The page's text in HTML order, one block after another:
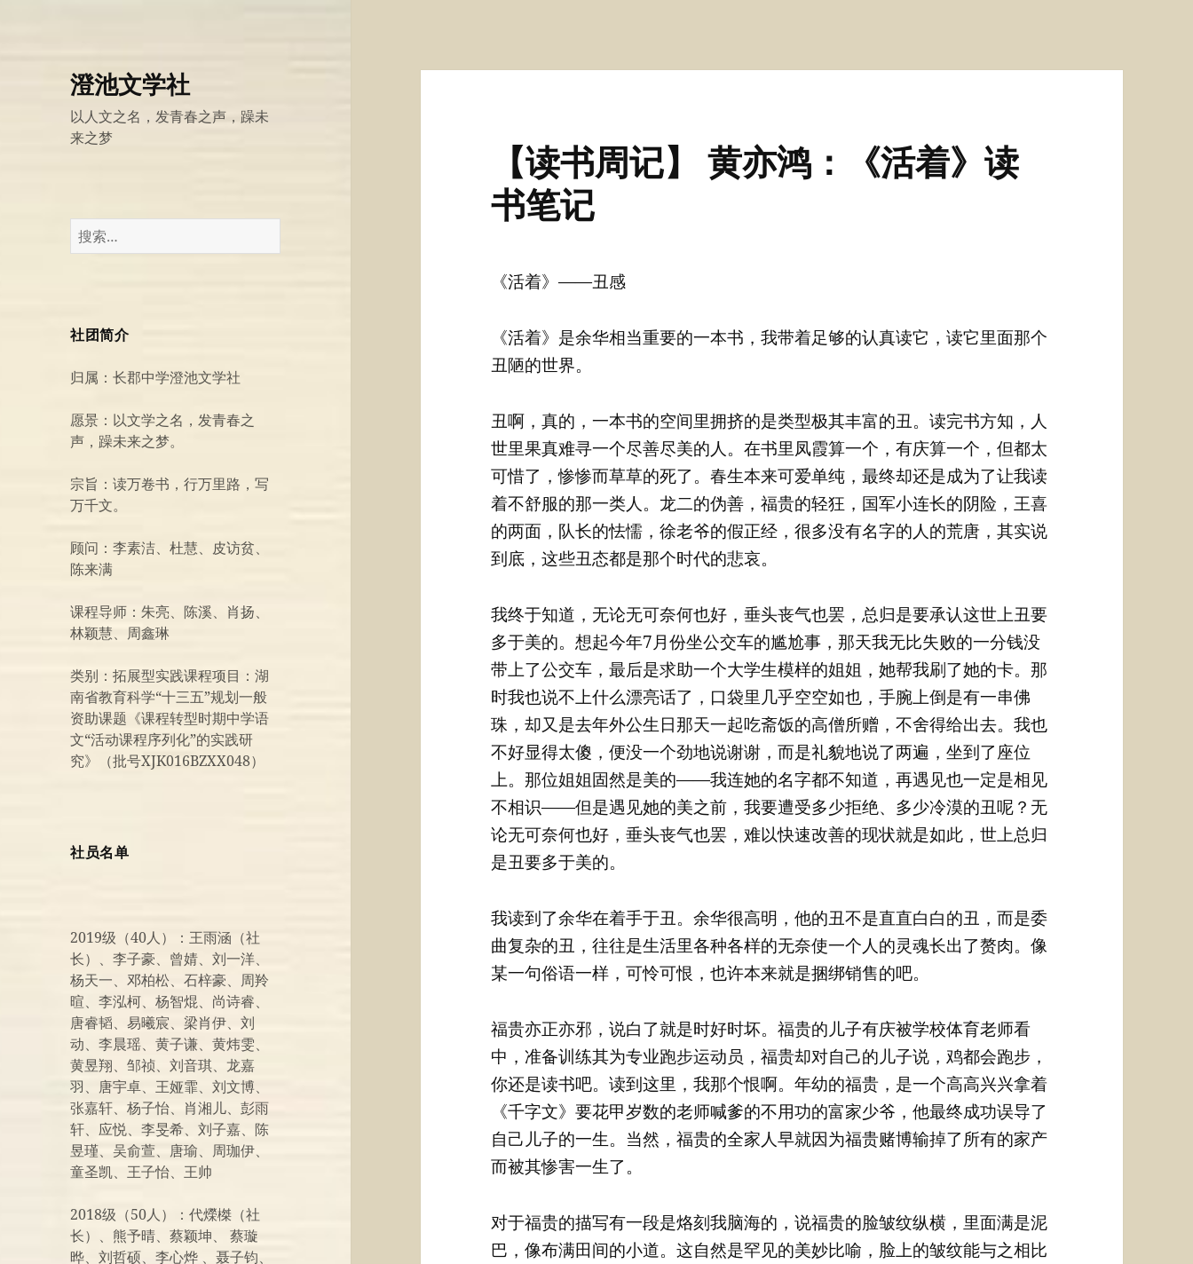
澄池文学社
以人文之名，发青春之声，躁未
来之梦
搜
索：
社团简介
归属：长郡中学澄池文学社
愿景：以文学之名，发青春之
声，躁未来之梦。
宗旨：读万卷书，行万里路，写
万千文。
顾问：李素洁、杜慧、皮访贫、
陈来满
课程导师：朱亮、陈溪、肖扬、
林颖慧、周鑫琳
类别：拓展型实践课程项目：湖
南省教育科学“十三五”规划一般
资助课题《课程转型时期中学语
文“活动课程序列化”的实践研
究》（批号XJK016BZXX048）
社员名单
2019级（40人）：王雨涵（社
长）、李子豪、曾婧、刘一洋、
杨天一、邓柏松、石梓豪、周羚
暄、李泓柯、杨智焜、尚诗睿、
唐睿韬、易曦宸、梁肖伊、刘
动、李晨瑶、黄子谦、黄炜雯、
黄昱翔、邹祯、刘音琪、龙嘉
羽、唐宇卓、王娅霏、刘文博、
张嘉轩、杨子怡、肖湘儿、彭雨
轩、应悦、李旻希、刘子嘉、陈
昱瑾、吴俞萱、唐瑜、周珈伊、
童圣凯、王子怡、王帅
2018级（50人）：代爃榤（社
长）、熊予晴、蔡颖坤、 蔡璇
晔、刘哲硕、李心烨 、聂子钧、
【读书周记】 黄亦鸿：《活着》读
书笔记
《活着》——丑感
《活着》是余华相当重要的一本书，我带着足够的认真读它，读它里面那个
丑陋的世界。
丑啊，真的，一本书的空间里拥挤的是类型极其丰富的丑。读完书方知，人
世里果真难寻一个尽善尽美的人。在书里凤霞算一个，有庆算一个，但都太
可惜了，惨惨而草草的死了。春生本来可爱单纯，最终却还是成为了让我读
着不舒服的那一类人。龙二的伪善，福贵的轻狂，国军小连长的阴险，王喜
的两面，队长的怯懦，徐老爷的假正经，很多没有名字的人的荒唐，其实说
到底，这些丑态都是那个时代的悲哀。
我终于知道，无论无可奈何也好，垂头丧气也罢，总归是要承认这世上丑要
多于美的。想起今年7月份坐公交车的尴尬事，那天我无比失败的一分钱没
带上了公交车，最后是求助一个大学生模样的姐姐，她帮我刷了她的卡。那
时我也说不上什么漂亮话了，口袋里几乎空空如也，手腕上倒是有一串佛
珠，却又是去年外公生日那天一起吃斋饭的高僧所赠，不舍得给出去。我也
不好显得太傻，便没一个劲地说谢谢，而是礼貌地说了两遍，坐到了座位
上。那位姐姐固然是美的——我连她的名字都不知道，再遇见也一定是相见
不相识——但是遇见她的美之前，我要遭受多少拒绝、多少冷漠的丑呢？无
论无可奈何也好，垂头丧气也罢，难以快速改善的现状就是如此，世上总归
是丑要多于美的。
我读到了余华在着手于丑。余华很高明，他的丑不是直直白白的丑，而是委
曲复杂的丑，往往是生活里各种各样的无奈使一个人的灵魂长出了赘肉。像
某一句俗语一样，可怜可恨，也许本来就是捆绑销售的吧。
福贵亦正亦邪，说白了就是时好时坏。福贵的儿子有庆被学校体育老师看
中，准备训练其为专业跑步运动员，福贵却对自己的儿子说，鸡都会跑步，
你还是读书吧。读到这里，我那个恨啊。年幼的福贵，是一个高高兴兴拿着
《千字文》要花甲岁数的老师喊爹的不用功的富家少爷，他最终成功误导了
自己儿子的一生。当然，福贵的全家人早就因为福贵赌博输掉了所有的家产
而被其惨害一生了。
对于福贵的描写有一段是烙刻我脑海的，说福贵的脸皱纹纵横，里面满是泥
巴，像布满田间的小道。这自然是罕见的美妙比喻，脸上的皱纹能与之相比